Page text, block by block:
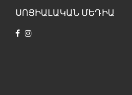
ՍՈՑԻԱԼԱԿԱՆ ՄԵԴԻԱ